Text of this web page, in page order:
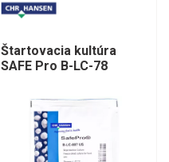
Štartovacia kultúra
SAFE Pro B-LC-78